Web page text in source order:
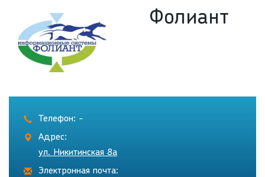
Фолиант
Телефон: -
Адрес:
ул. Никитинская 8а
Электронная почта: